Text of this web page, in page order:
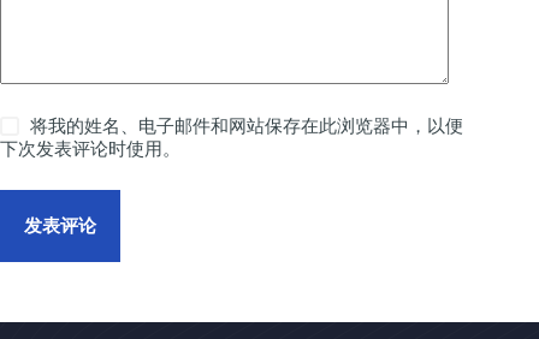
将我的姓名、电子邮件和网站保存在此浏览器中，以便
下次发表评论时使用。
发表评论